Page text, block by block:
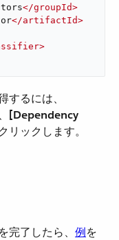
</groupId>
</artifactId>
>
するには、​
[Dependency
リックします。
完了したら、 例​を